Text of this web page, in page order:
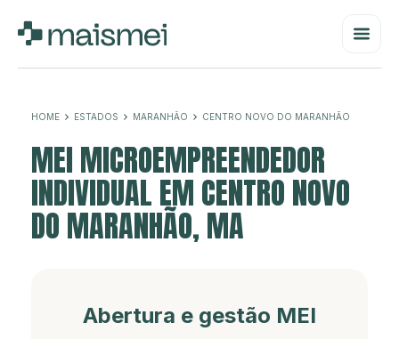
HOME ESTADOS MARANHÃO CENTRO NOVO DO MARANHÃO
MEI MICROEMPREENDEDOR
INDIVIDUAL EM CENTRO NOVO
DO MARANHÃO, MA
Abertura e gestão MEI